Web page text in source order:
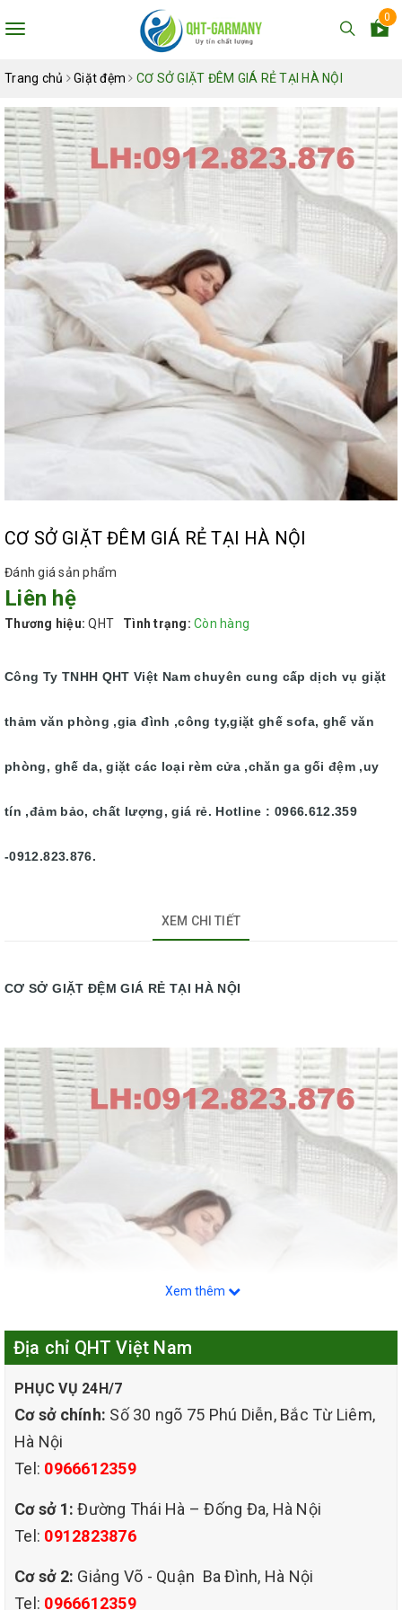
Toggle
0
Trang chủ Giặt đệm CƠ SỞ GIẶT ĐÊM GIÁ RẺ TẠI HÀ NỘI
CƠ SỞ GIẶT ĐÊM GIÁ RẺ TẠI HÀ NỘI
Đánh giá sản phẩm
Liên hệ
Thương hiệu: QHT Tình trạng: Còn hàng
Công Ty TNHH QHT Việt Nam chuyên cung cấp dịch vụ giặt
thảm văn phòng ,gia đình ,công ty,giặt ghế sofa, ghế văn
phòng, ghế da, giặt các loại rèm cửa ,chăn ga gối đệm ,uy
tín ,đảm bảo, chất lượng, giá rẻ. Hotline : 0966.612.359
-0912.823.876.
XEM CHI TIẾT
CƠ SỞ GIẶT ĐỆM GIÁ RẺ TẠI HÀ NỘI
Dịch vụ giặt đệm tại nhà hiện nay đã không còn xa lạ với nhiều gia
hàng dịch vụ giặt đệm lò xo, đệm bông ép, đệm cao su, thảm, ghế
sofa… cam kết chất lượng, hiệu quả với mức giá ưu đãi cạnh
Đệm chính là vật dụng không thể thiếu với mỗi gia đình hiện nay,
đây là vật dụng quen thuộc trong mỗi căn phòng ngủ. Việc sử
Xem thêm
Địa chỉ QHT Việt Nam
PHỤC VỤ 24H/7
Cơ sở chính: Số 30 ngõ 75 Phú Diễn, Bắc Từ Liêm,
Hà Nội
Tel: 0966612359
Cơ sở 1: Đường Thái Hà – Đống Đa, Hà Nội
Tel: 0912823876
Cơ sở 2: Giảng Võ - Quận Ba Đình, Hà Nội
Tel: 0966612359